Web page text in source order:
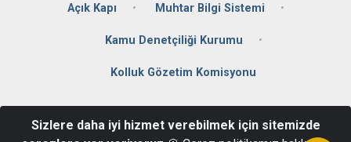
Açık Kapı Muhtar Bilgi Sistemi
Kamu Denetçiliği Kurumu
Kolluk Gözetim Komisyonu
Gölyaka/DÜZCE
Sizlere daha iyi hizmet verebilmek için sitemizde